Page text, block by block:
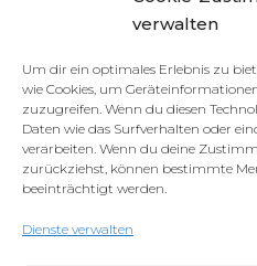
verwalten
Um dir ein optimales Erlebnis zu
wie Cookies, um
zuzugreifen. Wenn du diesen
Daten wie das Surfverhalten oder
verarbeiten. Wenn du deine
zurückziehst, können bestimmte
beeinträchtigt werden.
Dienste verwalten